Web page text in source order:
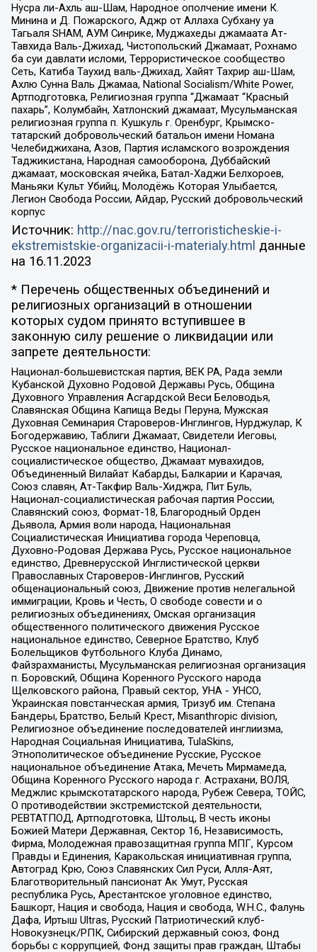
Нусра ли-Ахль аш-Шам, Народное ополчение имени К.
Минина и Д. Пожарского, Аджр от Аллаха Субхану уа
Тагьаля SHAM, АУМ Синрике, Муджахеды джамаата Ат-
Тавхида Валь-Джихад, Чистопольский Джамаат, Рохнамо
ба суи давлати исломи, Террористическое сообщество
Сеть, Катиба Таухид валь-Джихад, Хайят Тахрир аш-Шам,
Ахлю Сунна Валь Джамаа, National Socialism/White Power,
Артподготовка, Религиозная группа “Джамаат “Красный
пахарь”, Колумбайн, Хатлонский джамаат, Мусульманская
религиозная группа п. Кушкуль г. Оренбург, Крымско-
татарский добровольческий батальон имени Номана
Челебиджихана, Азов, Партия исламского возрождения
Таджикистана, Народная самооборона, Дуббайский
джамаат, московская ячейка, Батал-Хаджи Белхороев,
Маньяки Культ Убийц, Молодёжь Которая Улыбается,
Легион Свобода России, Айдар, Русский добровольческий
корпус
Источник: http://nac.gov.ru/terroristicheskie-i-
ekstremistskie-organizacii-i-materialy.html данные
на 16.11.2023
* Перечень общественных объединений и
религиозных организаций в отношении
которых судом принято вступившее в
законную силу решение о ликвидации или
запрете деятельности:
Национал-большевистская партия, ВЕК РА, Рада земли
Кубанской Духовно Родовой Державы Русь, Община
Духовного Управления Асгардской Веси Беловодья,
Славянская Община Капища Веды Перуна, Мужская
Духовная Семинария Староверов-Инглингов, Нурджулар, К
Богодержавию, Таблиги Джамаат, Свидетели Иеговы,
Русское национальное единство, Национал-
социалистическое общество, Джамаат мувахидов,
Объединенный Вилайат Кабарды, Балкарии и Карачая,
Союз славян, Ат-Такфир Валь-Хиджра, Пит Буль,
Национал-социалистическая рабочая партия России,
Славянский союз, Формат-18, Благородный Орден
Дьявола, Армия воли народа, Национальная
Социалистическая Инициатива города Череповца,
Духовно-Родовая Держава Русь, Русское национальное
единство, Древнерусской Инглистической церкви
Православных Староверов-Инглингов, Русский
общенациональный союз, Движение против нелегальной
иммиграции, Кровь и Честь, О свободе совести и о
религиозных объединениях, Омская организация
общественного политического движения Русское
национальное единство, Северное Братство, Клуб
Болельщиков Футбольного Клуба Динамо,
Файзрахманисты, Мусульманская религиозная организация
п. Боровский, Община Коренного Русского народа
Щелковского района, Правый сектор, УНА - УНСО,
Украинская повстанческая армия, Тризуб им. Степана
Бандеры, Братство, Белый Крест, Misanthropic division,
Религиозное объединение последователей инглиизма,
Народная Социальная Инициатива, TulaSkins,
Этнополитическое объединение Русские, Русское
национальное объединение Атака, Мечеть Мирмамеда,
Община Коренного Русского народа г. Астрахани, ВОЛЯ,
Меджлис крымскотатарского народа, Рубеж Севера, ТОЙС,
О противодействии экстремистской деятельности,
РЕВТАТПОД, Артподготовка, Штольц, В честь иконы
Божией Матери Державная, Сектор 16, Независимость,
Фирма, Молодежная правозащитная группа МПГ, Курсом
Правды и Единения, Каракольская инициативная группа,
Автоград Крю, Союз Славянских Сил Руси, Алля-Аят,
Благотворительный пансионат Ак Умут, Русская
республика Русь, Арестантское уголовное единство,
Башкорт, Нация и свобода, Нация и свобода, W.H.С., Фалунь
Дафа, Иртыш Ultras, Русский Патриотический клуб-
Новокузнецк/РПК, Сибирский державный союз, Фонд
борьбы с коррупцией, Фонд защиты прав граждан, Штабы